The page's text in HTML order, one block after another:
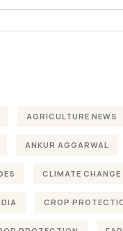
AGRICULTURE NEWS
ANKUR AGGARWAL
CLIMATE CHANGE
CROP